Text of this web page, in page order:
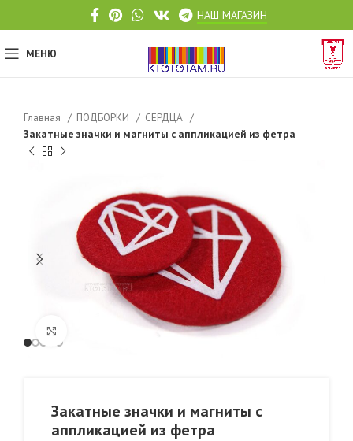
НАШ МАГАЗИН
МЕНЮ
Главная ПОДБОРКИ
СЕРДЦА
Закатные значки и магниты с аппликацией из фетра
Закатные значки и магниты с
аппликацией из фетра